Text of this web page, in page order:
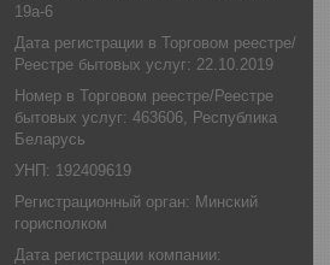
19а-6
Дата регистрации в Торговом реестре/
Реестре бытовых услуг: 22.10.2019
Номер в Торговом реестре/Реестре
бытовых услуг: 463606, Республика
Беларусь
УНП: 192409619
Регистрационный орган: Минский
горисполком
Дата регистрации компании: